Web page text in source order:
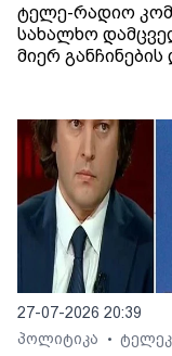
ტელე-რადიო
სახალხო
მიერ
27-07-2026 20:39
პოლიტიკა
•